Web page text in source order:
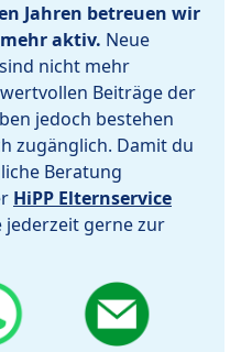
Jahren betreuen wir
aktiv. Neue
nicht mehr
Beiträge der
jedoch bestehen
zugänglich. Damit du
Beratung
HiPP Elternservice
jederzeit gerne zur